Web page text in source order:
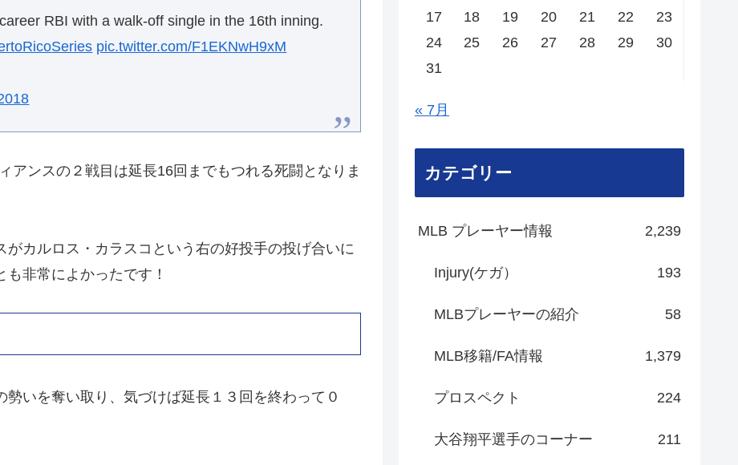
RBI with a walk-off single in the 16th inning.
pic.twitter.com/F1EKNwH9xM
アンスの２戦目は延長16回までもつれる死闘となりま
カルロス・カラスコという右の好投手の投げ合いに
非常によかったです！
いを奪い取り、気づけば延長１３回を終わって０
17
18 19 20 21 22
23
24
25 26 27 28 29
30
31
« 7月
カテゴリー
MLB プレーヤー情報 2,239
Injury(ケガ） 193
MLBプレーヤーの紹介 58
MLB移籍/FA情報 1,379
プロスペクト 224
大谷翔平選手のコーナー 211